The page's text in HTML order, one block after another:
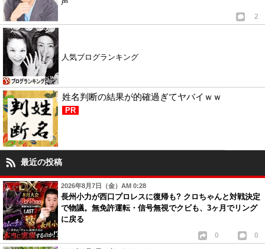
2
人気ブログランキング
姓名判断の結果が的確過ぎてヤバイｗｗ
PR
最近の投稿
2026年8月7日（金）AM 0:28
長州小力が西口プロレスに復帰も? クロちゃんと対戦決定
で物議。無免許運転・信号無視でクビも、3ヶ月でリング
に戻る
0 0